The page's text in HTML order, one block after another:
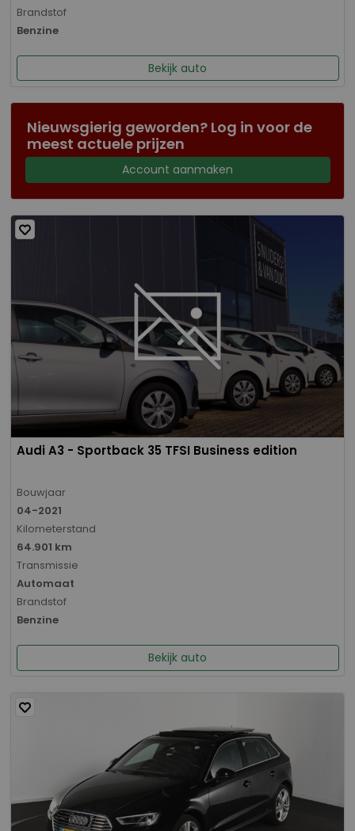
Brandstof
Benzine
Bekijk auto
Nieuwsgierig geworden? Log in voor de
meest actuele prijzen
Account aanmaken
Audi A3 - Sportback 35 TFSI Business edition
Bouwjaar
04-2021
Kilometerstand
64.901 km
Transmissie
Automaat
Brandstof
Benzine
Bekijk auto